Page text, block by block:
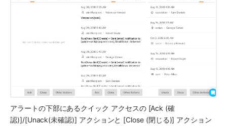
アラートの下部にあるクイック アクセスの [Ack (確
認)]/[Unack(未確認)] アクションと [Close (閉じる)] アクション